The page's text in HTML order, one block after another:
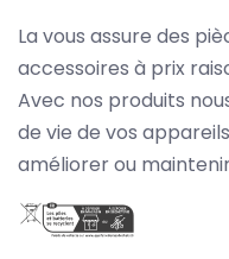
La vous assure des
accessoires à prix
Avec nos produits
de vie de vos
améliorer ou